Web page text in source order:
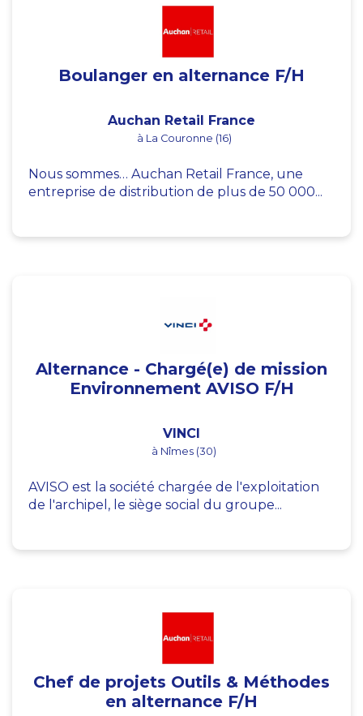
Boulanger en alternance F/H
Auchan Retail France
à La Couronne (16)
Nous sommes… Auchan Retail France, une
entreprise de distribution de plus de 50 000...
Alternance - Chargé(e) de mission
Environnement AVISO F/H
VINCI
à Nîmes (30)
AVISO est la société chargée de l'exploitation
de l'archipel, le siège social du groupe...
Chef de projets Outils & Méthodes
en alternance F/H